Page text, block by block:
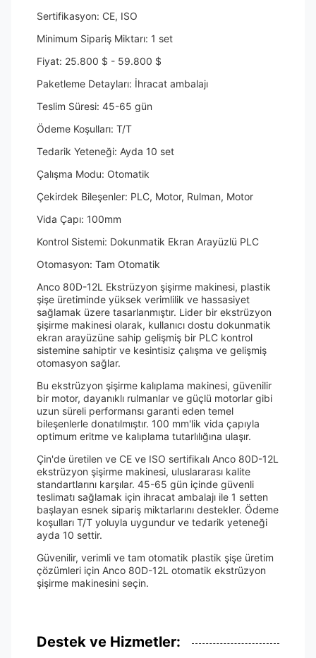
Sertifikasyon: CE, ISO
Minimum Sipariş Miktarı: 1 set
Fiyat: 25.800 $ - 59.800 $
Paketleme Detayları: İhracat ambalajı
Teslim Süresi: 45-65 gün
Ödeme Koşulları: T/T
Tedarik Yeteneği: Ayda 10 set
Çalışma Modu: Otomatik
Çekirdek Bileşenler: PLC, Motor, Rulman, Motor
Vida Çapı: 100mm
Kontrol Sistemi: Dokunmatik Ekran Arayüzlü PLC
Otomasyon: Tam Otomatik
Anco 80D-12L Ekstrüzyon şişirme makinesi, plastik
şişe üretiminde yüksek verimlilik ve hassasiyet
sağlamak üzere tasarlanmıştır. Lider bir ekstrüzyon
şişirme makinesi olarak, kullanıcı dostu dokunmatik
ekran arayüzüne sahip gelişmiş bir PLC kontrol
sistemine sahiptir ve kesintisiz çalışma ve gelişmiş
otomasyon sağlar.
Bu ekstrüzyon şişirme kalıplama makinesi, güvenilir
bir motor, dayanıklı rulmanlar ve güçlü motorlar gibi
uzun süreli performansı garanti eden temel
bileşenlerle donatılmıştır. 100 mm'lik vida çapıyla
optimum eritme ve kalıplama tutarlılığına ulaşır.
Çin'de üretilen ve CE ve ISO sertifikalı Anco 80D-12L
ekstrüzyon şişirme makinesi, uluslararası kalite
standartlarını karşılar. 45-65 gün içinde güvenli
teslimatı sağlamak için ihracat ambalajı ile 1 setten
başlayan esnek sipariş miktarlarını destekler. Ödeme
koşulları T/T yoluyla uygundur ve tedarik yeteneği
ayda 10 settir.
Güvenilir, verimli ve tam otomatik plastik şişe üretim
çözümleri için Anco 80D-12L otomatik ekstrüzyon
şişirme makinesini seçin.
Destek ve Hizmetler: